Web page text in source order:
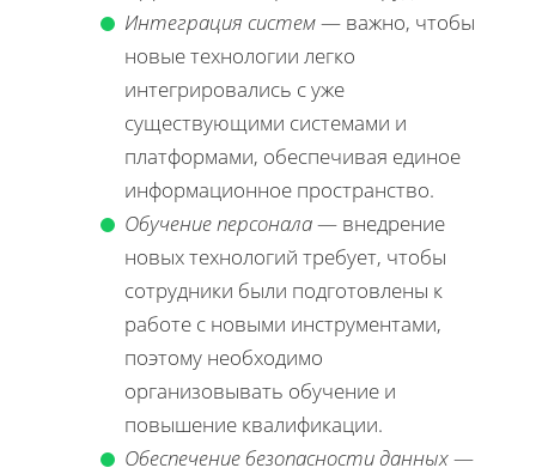
Интеграция систем— важно, чтобы
новые технологии легко
интегрировались с уже
существующими системами и
платформами, обеспечивая единое
информационное пространство.
Обучение персонала— внедрение
новых технологий требует, чтобы
сотрудники были подготовлены к
работе с новыми инструментами,
поэтому необходимо
организовывать обучение и
повышение квалификации.
Обеспечение безопасности данных—